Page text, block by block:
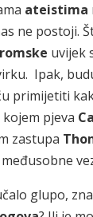
ateistima
ne postoji.
uvijek
Ipak,
primijetiti
pjeva
zastupa
glupo,